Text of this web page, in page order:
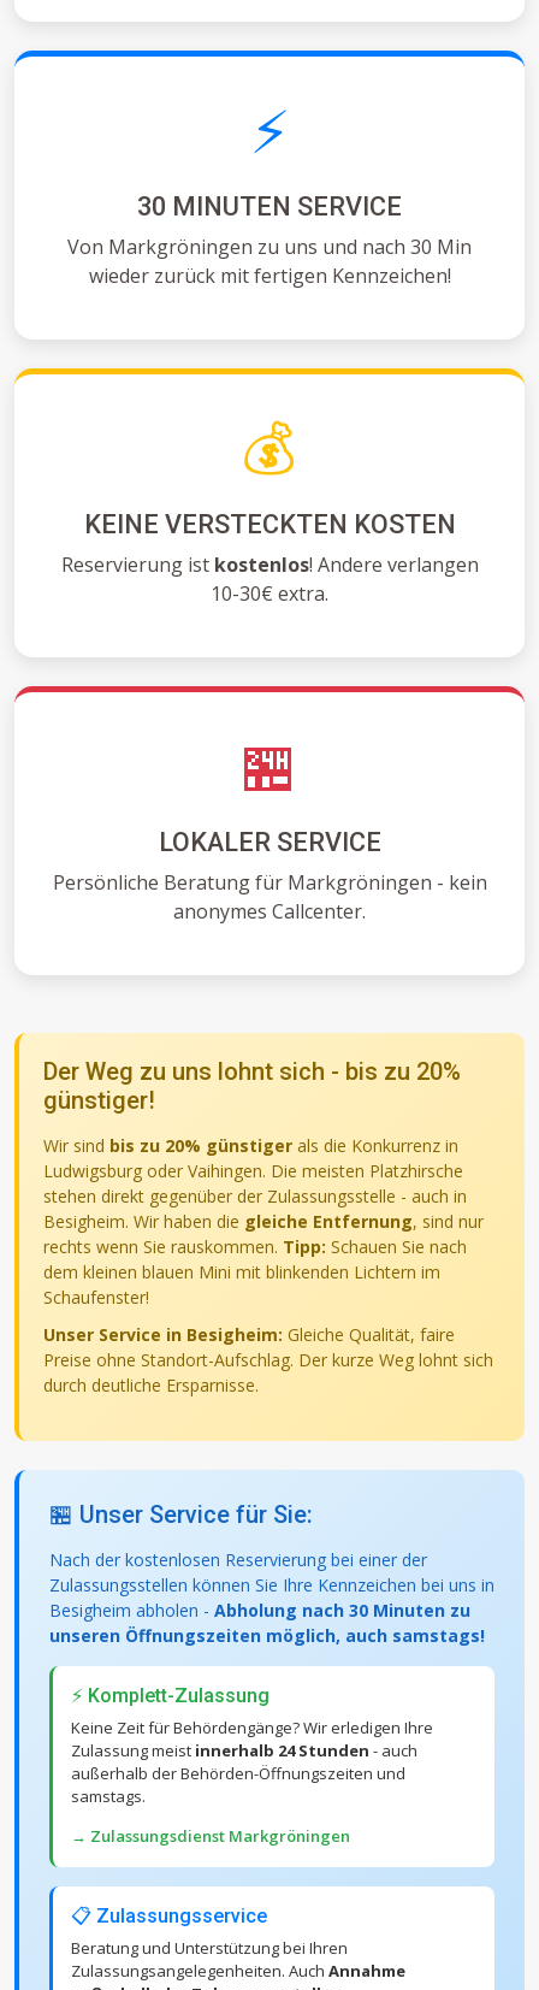
⚡
30 MINUTEN SERVICE
Von Markgröningen zu uns und nach 30 Min
wieder zurück mit fertigen Kennzeichen!
💰
KEINE VERSTECKTEN KOSTEN
Reservierung ist kostenlos! Andere verlangen
10-30€ extra.
🏪
LOKALER SERVICE
Persönliche Beratung für Markgröningen - kein
anonymes Callcenter.
Der Weg zu uns lohnt sich - bis zu 20%
günstiger!
Wir sind bis zu 20% günstiger als die Konkurrenz in
Ludwigsburg oder Vaihingen. Die meisten Platzhirsche
stehen direkt gegenüber der Zulassungsstelle - auch in
Besigheim. Wir haben die gleiche Entfernung, sind nur
rechts wenn Sie rauskommen. Tipp: Schauen Sie nach
dem kleinen blauen Mini mit blinkenden Lichtern im
Schaufenster!
Unser Service in Besigheim: Gleiche Qualität, faire
Preise ohne Standort-Aufschlag. Der kurze Weg lohnt sich
durch deutliche Ersparnisse.
🏪 Unser Service für Sie:
Nach der kostenlosen Reservierung bei einer der
Zulassungsstellen können Sie Ihre Kennzeichen bei uns in
Besigheim abholen - Abholung nach 30 Minuten zu
unseren Öffnungszeiten möglich, auch samstags!
⚡ Komplett-Zulassung
Keine Zeit für Behördengänge? Wir erledigen Ihre
Zulassung meist innerhalb 24 Stunden - auch
außerhalb der Behörden-Öffnungszeiten und
samstags.
→ Zulassungsdienst Markgröningen
📋 Zulassungsservice
Beratung und Unterstützung bei Ihren
Zulassungsangelegenheiten. Auch Annahme